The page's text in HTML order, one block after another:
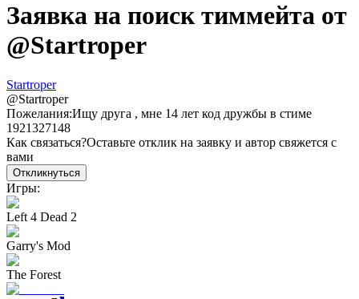
Заявка на поиск тиммейта от
@Startroper
Startroper
@Startroper
Пожелания:Ищу друга , мне 14 лет код дружбы в стиме
1921327148
Как связаться?Оставьте отклик на заявку и автор свяжется с
вами
Откликнуться
Игры:
Left 4 Dead 2
Garry's Mod
The Forest